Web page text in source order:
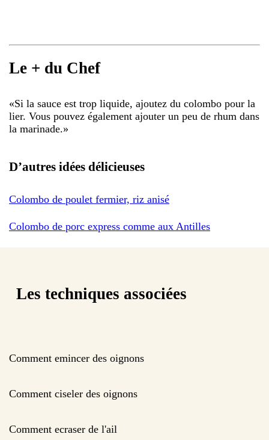
Le + du Chef
«Si la sauce est trop liquide, ajoutez du colombo pour la
lier. Vous pouvez également ajouter un peu de rhum dans
la marinade.»
D’autres idées délicieuses
Colombo de poulet fermier, riz anisé
Colombo de porc express comme aux Antilles
Les techniques associées
Comment emincer des oignons
Comment ciseler des oignons
Comment ecraser de l'ail